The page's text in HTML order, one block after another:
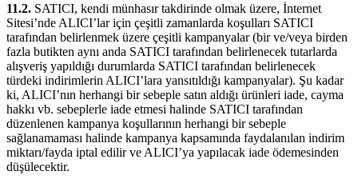
11.2. SATICI, kendi münhasır takdirinde olmak üzere, İnternet
Sitesi’nde ALICI’lar için çeşitli zamanlarda koşulları SATICI
tarafından belirlenmek üzere çeşitli kampanyalar (bir ve/veya birden
fazla butikten aynı anda SATICI tarafından belirlenecek tutarlarda
alışveriş yapıldığı durumlarda SATICI tarafından belirlenecek
türdeki indirimlerin ALICI’lara yansıtıldığı kampanyalar). Şu kadar
ki, ALICI’nın herhangi bir sebeple satın aldığı ürünleri iade, cayma
hakkı vb. sebeplerle iade etmesi halinde SATICI tarafından
düzenlenen kampanya koşullarının herhangi bir sebeple
sağlanamaması halinde kampanya kapsamında faydalanılan indirim
miktarı/fayda iptal edilir ve ALICI’ya yapılacak iade ödemesinden
düşülecektir.